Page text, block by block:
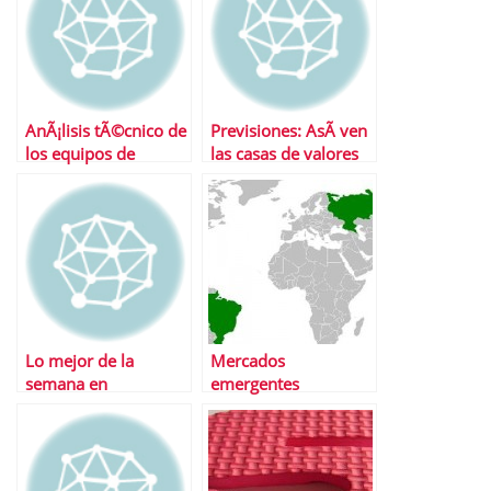
AnÃ¡lisis tÃ©cnico de
los equipos de
Previsiones: AsÃ­ ven
las casas de valores
2011 (I)
Lo mejor de la
semana en
Mercados
emergentes